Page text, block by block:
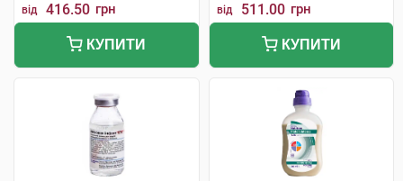
від 416.50 грн
КУПИТИ
від 511.00 грн
КУПИТИ